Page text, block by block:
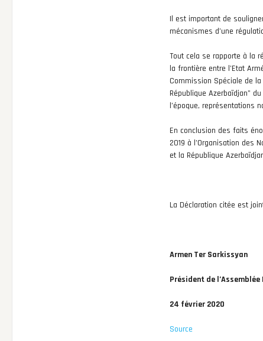
Il est important de
mécanismes d’une
Tout cela se rapporte à la
la frontière entre l’Etat
Commission Spéciale de
République Azerbaïdjan”
l’époque, représentations
En conclusion des faits
2019 à l’Organisation des
et la République
La Déclaration citée est
Armen Ter Sarkissyan
Président de
24 février 2020
Source